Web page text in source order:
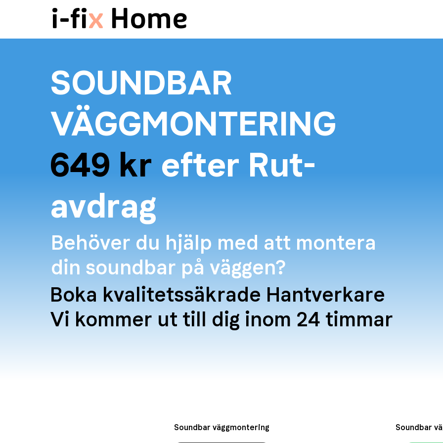
i-fix Home
SOUNDBAR
VÄGGMONTERING
649 kr efter Rut-
avdrag
Behöver du hjälp med att montera
din soundbar på väggen?
Boka kvalitetssäkrade Hantverkare
Vi kommer ut till dig inom 24 timmar
Soundbar väggmontering Soundbar